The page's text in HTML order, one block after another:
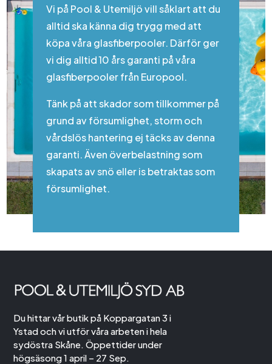
Vi på Pool & Utemiljö vill såklart att du
alltid ska känna dig trygg med att
köpa våra glasfiberpooler. Därför ger
vi dig alltid 10 års garanti på våra
glasfiberpooler från Europool.
Tänk på att skador som tillkommer på
grund av försumlighet, storm och
vårdslös hantering ej täcks av denna
garanti. Även överbelastning som
skapats av snö eller is betraktas som
försumlighet.
Du hittar vår butik på Koppargatan 3 i
Ystad och vi utför våra arbeten i hela
sydöstra Skåne. Öppettider under
högsäsong 1 april – 27 Sep.